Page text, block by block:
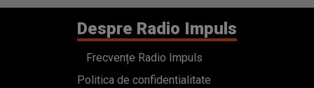
Despre Radio Impuls
Frecvențe Radio Impuls
Politica de confidentialitate